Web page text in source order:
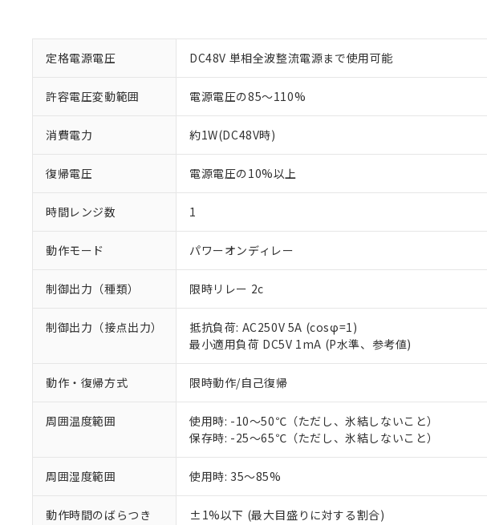
定格電源電圧 DC48V 単相全波整流電源まで使用可能
許容電圧変動範囲 電源電圧の85～110%
消費電力 約1W(DC48V時)
復帰電圧 電源電圧の10%以上
時間レンジ数 1
動作モード パワーオンディレー
制御出力（種類） 限時リレー 2c
制御出力（接点出力）
抵抗負荷: AC250V 5A (cosφ=1)
最小適用負荷 DC5V 1mA (P水準、参考値)
動作・復帰方式 限時動作/自己復帰
周囲温度範囲
使用時: -10～50℃（ただし、氷結しないこと）
保存時: -25～65℃（ただし、氷結しないこと）
周囲湿度範囲 使用時: 35～85%
動作時間のばらつき ±1%以下 (最大目盛りに対する割合)
※1 対応状況
対応予定なし：EU RoHS指令（10物質）